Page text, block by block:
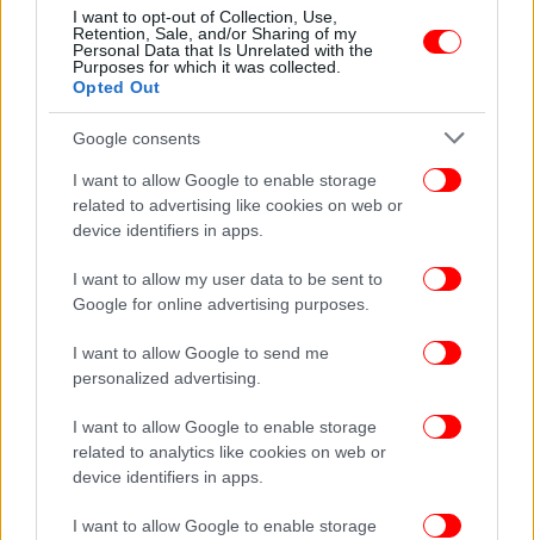
I want to opt-out of Collection, Use,
Retention, Sale, and/or Sharing of my
Personal Data that Is Unrelated with the
Purposes for which it was collected.
Opted Out
Google consents
I want to allow Google to enable storage
related to advertising like cookies on web or
device identifiers in apps.
I want to allow my user data to be sent to
Google for online advertising purposes.
I want to allow Google to send me
personalized advertising.
I want to allow Google to enable storage
related to analytics like cookies on web or
device identifiers in apps.
I want to allow Google to enable storage
ΚΟΣΜΟΣ 03/06/2024 08:56
Ινδία: Τουλάχιστον 56 θάνατοι λόγω του καύσωνα από τον
Μάρτιο ως τον Μάιο - 25.000 περιστατικά θερμοπληξίας
Το φαινόμενο La Niña έχει ενσωματωθεί στις
προβλέψεις της Αμερικανικής Υπηρεσίας Ωκεανών
και Ατμόσφαιρας (NOAA) για την εποχή των
κυκλώνων του 2024 στον Βόρειο Ατλαντικό, που
αναμένεται να ξεκινήσει στις αρχές του Ιουνίου.
Θεωρείται ότι θα είναι εξαιρετικού χαρακτήρα και
θα περιλαμβάνει τέσσερις έως επτά κυκλώνες της
κατηγορίας 3 ή και περισσότερους, σύμφωνα με τη
NOAA.
Όσο για το El Niño, κορυφώθηκε τον Δεκέμβριο
2023 και ήταν ένα από τα πέντε ισχυρότερα